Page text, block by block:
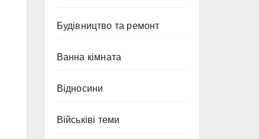
Будівництво та ремонт
Ванна кімната
Відносини
Військіві теми